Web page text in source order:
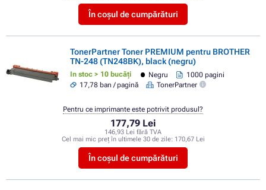
În coșul de cumpărături
TonerPartner Toner PREMIUM pentru BROTHER
TN-248 (TN248BK), black (negru)
In stoc > 10 bucăți Negru
1000 pagini
17,78 ban / pagină
TonerPartner
177,79 Lei
146,93 Lei fără TVA
Cel mai mic preț în ultimele 30 de zile: 170,67 Lei
În coșul de cumpărături
Pentru ce imprimante este potrivit produsul?